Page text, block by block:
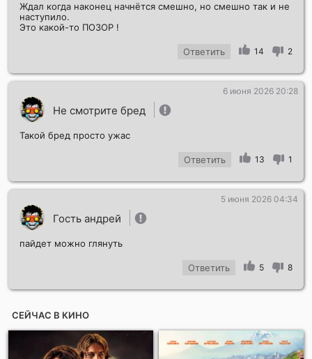
Ждал когда наконец начнётся смешно, но смешно так и не
наступило.
Это какой-то ПОЗОР !
Ответить 14 2
Не смотрите бред
6 июня 2026 20:28
Такой бред просто ужас
Ответить 13 1
Гость андрей
5 июня 2026 04:34
пайдет можно глянуть
Ответить 5 8
СЕЙЧАС В КИНО